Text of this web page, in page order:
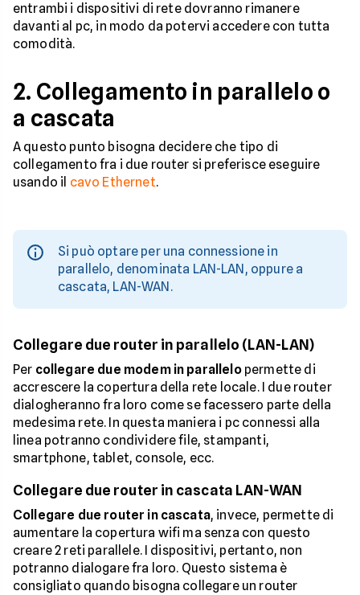
entrambi i dispositivi di rete dovranno rimanere
davanti al pc, in modo da potervi accedere con tutta
comodità.
2. Collegamento in parallelo o
a cascata
A questo punto bisogna decidere che tipo di
collegamento fra i due router si preferisce eseguire
usando il cavo Ethernet.
Si può optare per una connessione in
parallelo, denominata LAN-LAN, oppure a
cascata, LAN-WAN.
Collegare due router in parallelo (LAN-LAN)
Per collegare due modem in parallelopermette di
accrescere la copertura della rete locale. I due router
dialogheranno fra loro come se facessero parte della
medesima rete. In questa maniera i pc connessi alla
linea potranno condividere file, stampanti,
smartphone, tablet, console, ecc.
Collegare due router in cascata LAN-WAN
Collegare due router in cascata, invece, permette di
aumentare la copertura wifi ma senza con questo
creare 2 reti parallele. I dispositivi, pertanto, non
potranno dialogare fra loro. Questo sistema è
consigliato quando bisogna collegare un router